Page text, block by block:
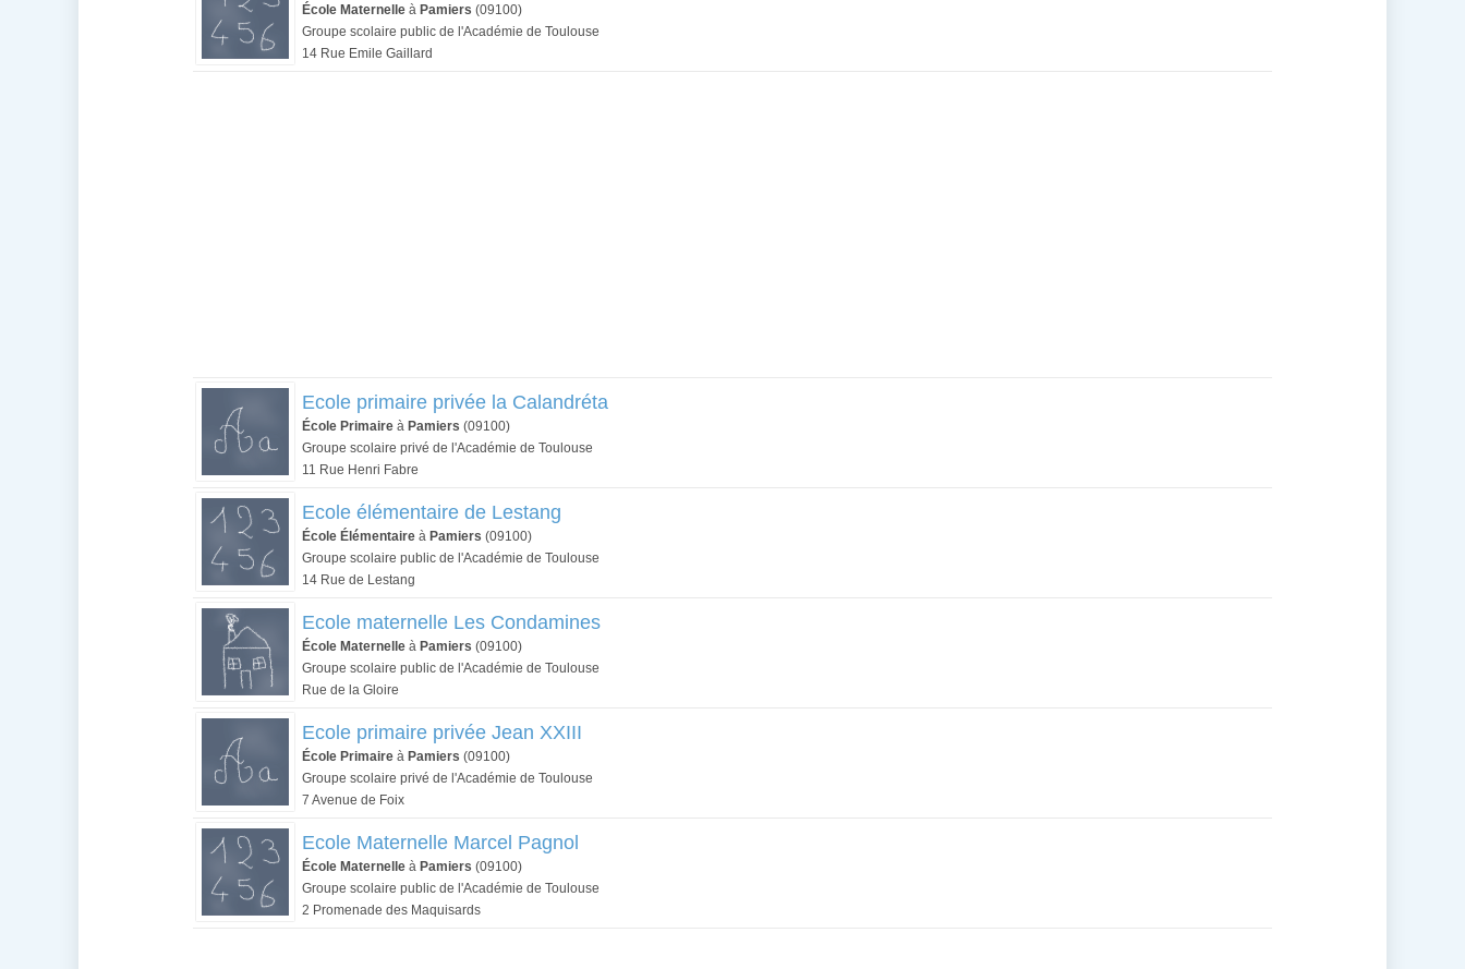
École Maternelle à Pamiers (09100)
Groupe scolaire public de l'Académie de Toulouse
14 Rue Emile Gaillard
Ecole primaire privée la Calandréta
École Primaire à Pamiers (09100)
Groupe scolaire privé de l'Académie de Toulouse
11 Rue Henri Fabre
Ecole élémentaire de Lestang
École Élémentaire à Pamiers (09100)
Groupe scolaire public de l'Académie de Toulouse
14 Rue de Lestang
Ecole maternelle Les Condamines
École Maternelle à Pamiers (09100)
Groupe scolaire public de l'Académie de Toulouse
Rue de la Gloire
Ecole primaire privée Jean XXIII
École Primaire à Pamiers (09100)
Groupe scolaire privé de l'Académie de Toulouse
7 Avenue de Foix
Ecole Maternelle Marcel Pagnol
École Maternelle à Pamiers (09100)
Groupe scolaire public de l'Académie de Toulouse
2 Promenade des Maquisards